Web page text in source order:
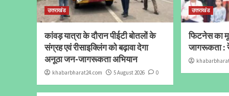
उत्तराखंड
कांवड़ यात्रा के दौरान पीईटी बोतलों के
संग्रह एवं रीसाइक्लिंग को बढ़ावा देगा
अनूठा जन-जागरूकता अभियान
khabarbharat24.com 5 August 2026 0
उत्तराखंड
फिटनेस का
जागरूकता :